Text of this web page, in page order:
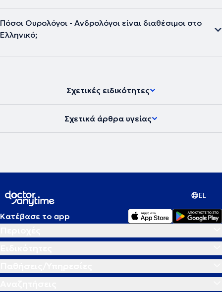
Πόσοι Ουρολόγοι - Ανδρολόγοι είναι διαθέσιμοι στο
Ελληνικό;
Σχετικές ειδικότητες
Σχετικά άρθρα υγείας
EL
Κατέβασε το app